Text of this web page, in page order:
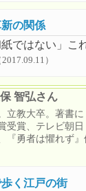
の関係
紙ではない」こ
2017.09.11）
智弘さん
立教大卒。著書
受賞、テレビ朝
『勇者は懼れず』
く江戸の街